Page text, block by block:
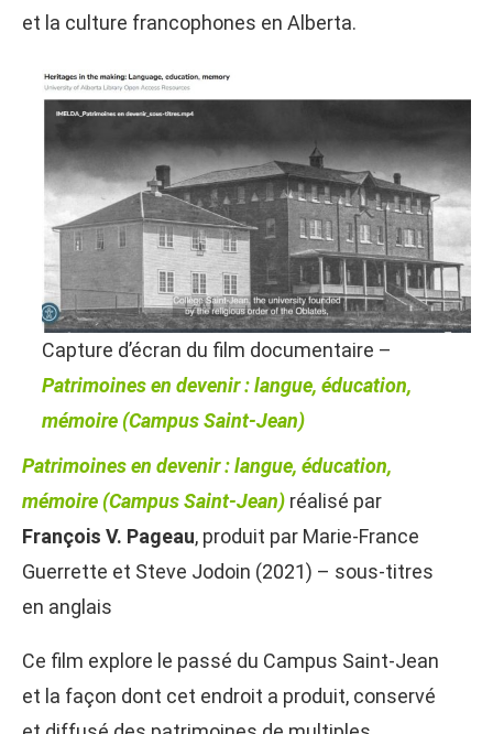
et la culture francophones en Alberta.
Capture d’écran du film documentaire –
Patrimoines en devenir : langue, éducation,
mémoire (Campus Saint-Jean)
Patrimoines en devenir : langue, éducation,
mémoire (Campus Saint-Jean) réalisé par
François V. Pageau, produit par Marie-France
Guerrette et Steve Jodoin (2021) – sous-titres
en anglais
Ce film explore le passé du Campus Saint-Jean
et la façon dont cet endroit a produit, conservé